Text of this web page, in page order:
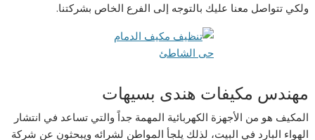
ولكي تتواصل معنا عليك بالتوجه إلى الفرع الخاص بشركتنا.
مهندس مكيفات هندى بسيهات
المكيف هو من الأجهزة الكهربائية المهمة جداً والتي تساعد في انتشار
الهواء البارد في البيت، لذلك يلجأ المواطن لشرائه ويبحثون عن شركة